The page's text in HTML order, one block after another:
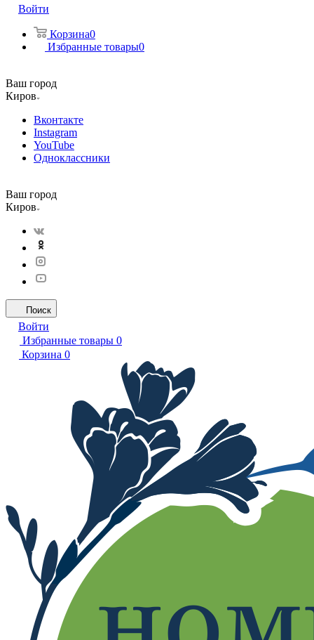
Войти
Корзина0
Избранные товары0
Ваш город
Киров
Вконтакте
Instagram
YouTube
Одноклассники
Ваш город
Киров
Поиск
Войти
Избранные товары 0
Корзина 0